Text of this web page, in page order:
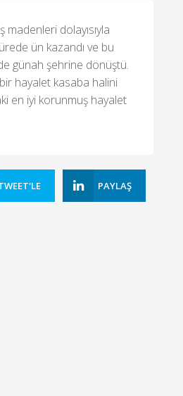
madenleri dolayısıyla
ün kazandı ve bu
günah şehrine dönüştü.
hayalet kasaba halini
en iyi korunmuş hayalet
PAYLAŞ